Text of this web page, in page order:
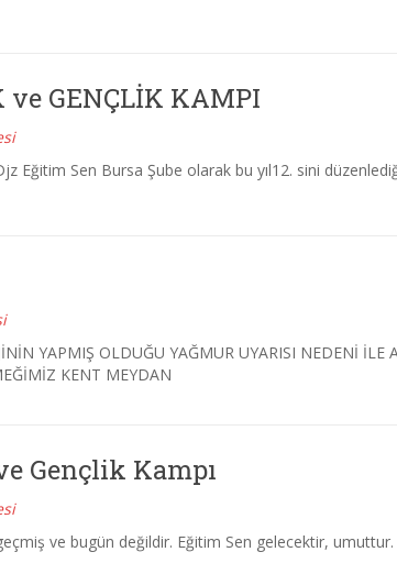
ve GENÇLİK KAMPI
Eğitim Sen Bursa Şube olarak bu yıl12. sini
YAPMIŞ OLDUĞU YAĞMUR UYARISI NEDENİ İLE
KENT MEYDAN
Gençlik Kampı
ve bugün değildir. Eğitim Sen gelecektir, umuttur.